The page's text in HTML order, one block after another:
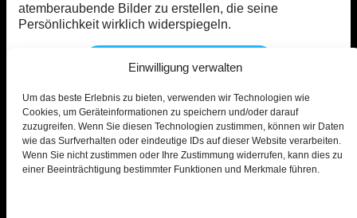
Einwilligung verwalten
Um das beste Erlebnis zu bieten, verwenden wir Technologien wie
Cookies, um Geräteinformationen zu speichern und/oder darauf
zuzugreifen. Wenn Sie diesen Technologien zustimmen, können wir Daten
wie das Surfverhalten oder eindeutige IDs auf dieser Website verarbeiten.
Wenn Sie nicht zustimmen oder Ihre Zustimmung widerrufen, kann dies zu
einer Beeinträchtigung bestimmter Funktionen und Merkmale führen.
atemberaubende Bilder zu erstellen, die seine
Persönlichkeit wirklich widerspiegeln.
EraseID kostenlos testen